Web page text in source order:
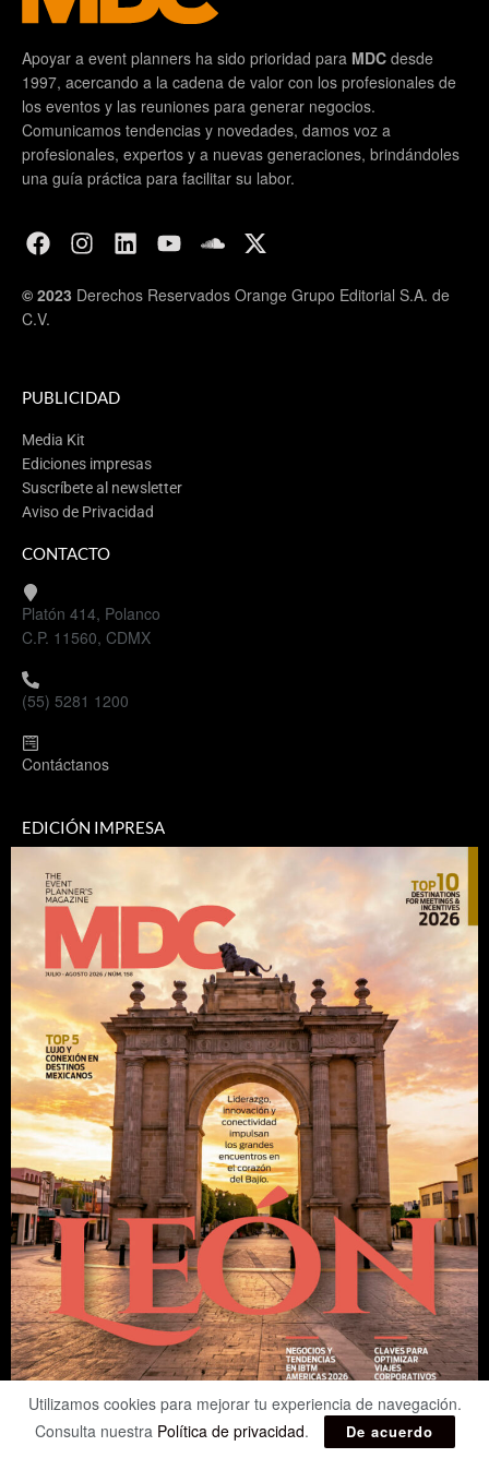
Apoyar a event planners ha sido prioridad para MDC desde
1997, acercando a la cadena de valor con los profesionales de
los eventos y las reuniones para generar negocios.
Comunicamos tendencias y novedades, damos voz a
profesionales, expertos y a nuevas generaciones, brindándoles
una guía práctica para facilitar su labor.
© 2023 Derechos Reservados Orange Grupo Editorial S.A. de
C.V.
PUBLICIDAD
Media Kit
Ediciones impresas
Suscríbete al newsletter
Aviso de Privacidad
CONTACTO
Platón 414, Polanco
C.P. 11560, CDMX
(55) 5281 1200
Contáctanos
EDICIÓN IMPRESA
Utilizamos cookies para mejorar tu experiencia de navegación.
Consulta nuestra Política de privacidad. De acuerdo